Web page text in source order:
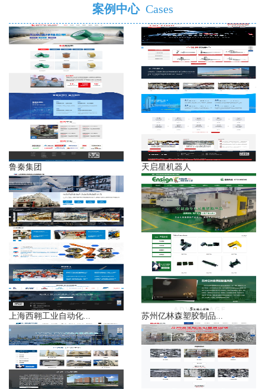
案例中心 Cases
鲁秦集团 天启星机器人
上海西翱工业自动化... 苏州亿林森塑胶制品...